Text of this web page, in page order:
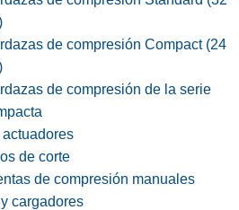
de compresión Compact (24
de compresión de la serie
de corte
de compresión manuales
cargadores